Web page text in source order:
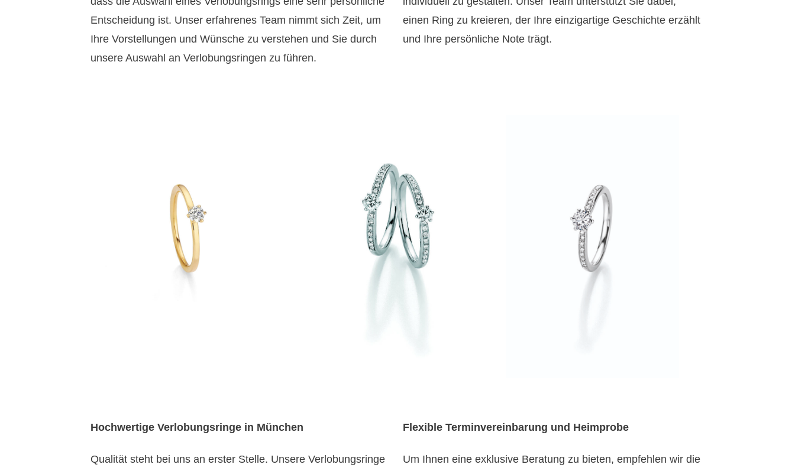
Entscheidung ist. Unser erfahrenes Team nimmt sich Zeit, um
Ihre Vorstellungen und Wünsche zu verstehen und Sie durch
unsere Auswahl an Verlobungsringen zu führen.
einen Ring zu kreieren, der Ihre einzigartige Geschichte erzählt
und Ihre persönliche Note trägt.
Hochwertige Verlobungsringe in München
Qualität steht bei uns an erster Stelle. Unsere Verlobungsringe
Flexible Terminvereinbarung und Heimprobe
Um Ihnen eine exklusive Beratung zu bieten, empfehlen wir die